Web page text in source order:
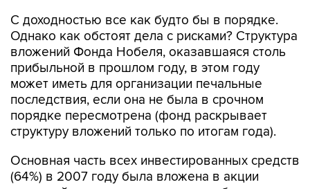
С доходностью все как будто бы в порядке.
Однако как обстоят дела с рисками? Структура
вложений Фонда Нобеля, оказавшаяся столь
прибыльной в прошлом году, в этом году
может иметь для организации печальные
последствия, если она не была в срочном
порядке пересмотрена (фонд раскрывает
структуру вложений только по итогам года).
Основная часть всех инвестированных средств
(64%) в 2007 году была вложена в акции